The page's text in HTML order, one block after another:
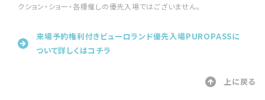
クション・ショー・各種催しの優先入場ではございません。
来場予約権利付きピューロランド優先入場PUROPASSに
ついて詳しくはコチラ
上に戻る